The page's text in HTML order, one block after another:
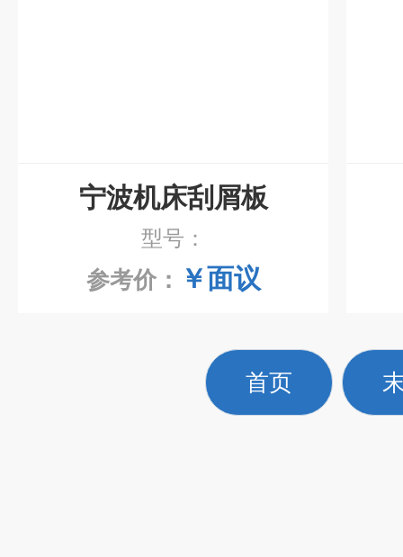
宁波机床刮屑板
型号：
参考价： ￥面议
首页